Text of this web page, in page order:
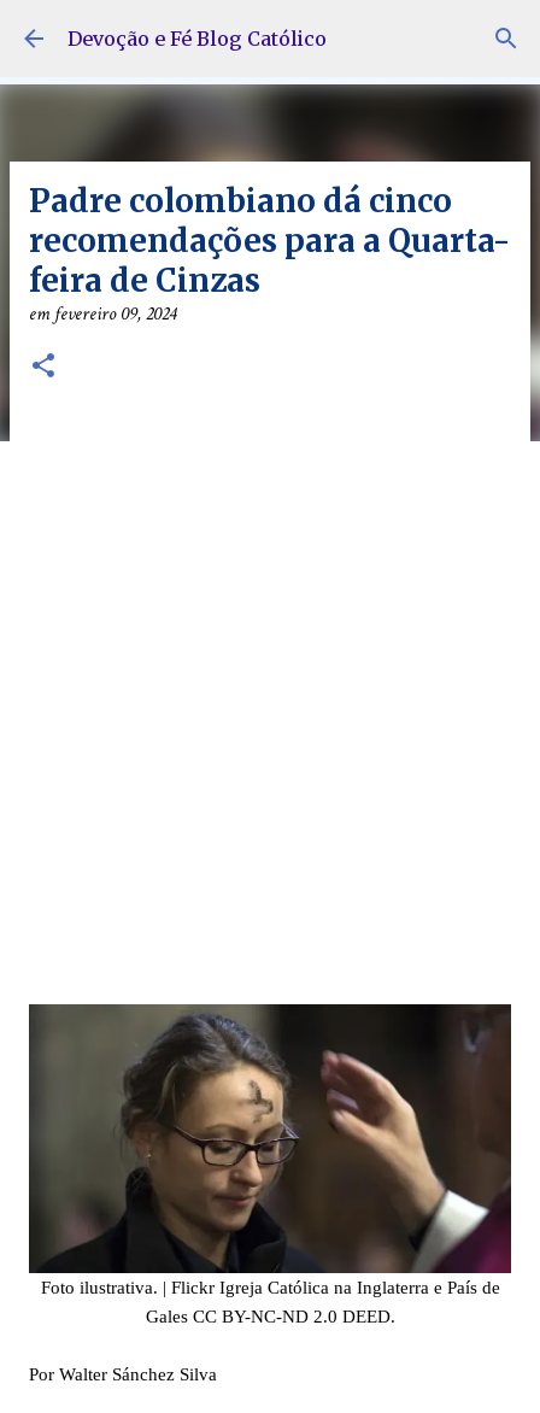
Pular para o conteúdo principal
Devoção e Fé Blog Católico
Padre colombiano dá cinco
recomendações para a Quarta-
feira de Cinzas
emfevereiro 09, 2024
Foto ilustrativa. | Flickr Igreja Católica na Inglaterra e País de
Gales CC BY-NC-ND 2.0 DEED.
Por Walter Sánchez Silva